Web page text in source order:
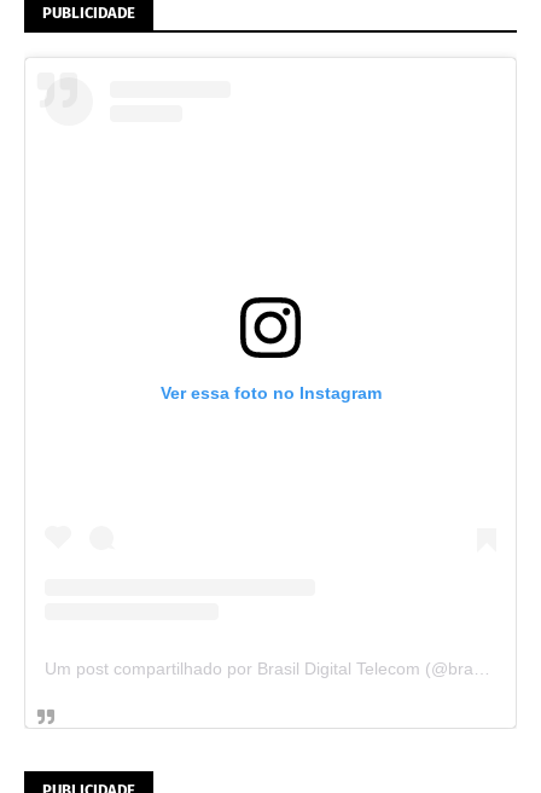
PUBLICIDADE
Ver essa foto no Instagram
Um post compartilhado por Brasil Digital Telecom (@brasildigitaltelecom)